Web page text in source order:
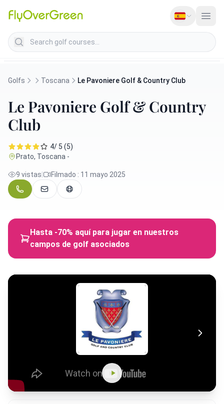
Search golf courses
Golfs Toscana Le Pavoniere Golf & Country Club
Le Pavoniere Golf & Country
Club
4/ 5 (5)
Prato, Toscana -
9 vistas Filmado : 11 mayo 2025
Hasta -70% aquí para jugar en nuestros
campos de golf asociados